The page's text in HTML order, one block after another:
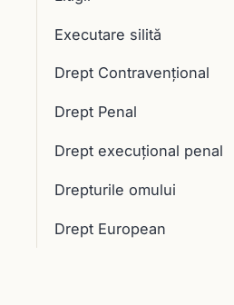
Executare silită
Drept Contravențional
Drept Penal
Drept execuţional penal
Drepturile omului
Drept European